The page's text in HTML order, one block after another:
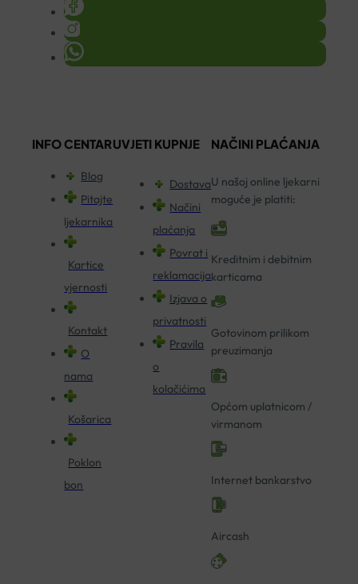
INFO CENTAR
Blog
Pitajte
ljekarnika
Kartice
vjernosti
Kontakt
O
nama
Košarica
Poklon
bon
UVJETI KUPNJE
Dostava
Načini
plaćanja
Povrat i
reklamacija
Izjava o
privatnosti
Pravila
o
kolačićima
NAČINI PLAĆANJA
U našoj online ljekarni
moguće je platiti:
Kreditnim i debitnim
karticama
Gotovinom prilikom
preuzimanja
Općom uplatnicom /
virmanom
Internet bankarstvo
Aircash